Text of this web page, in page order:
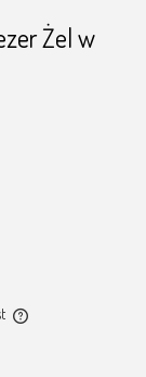
Żel w